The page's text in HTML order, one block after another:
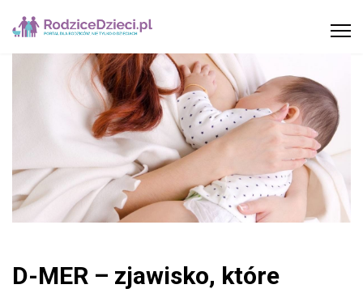
D-MER – zjawisko, które